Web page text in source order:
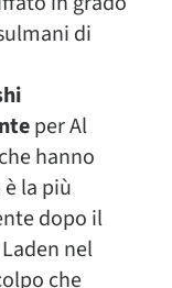
di
per Al
hanno
la più
dopo il
nel
che